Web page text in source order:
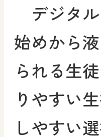
デジタ
始めから
られる生
りやすい
しやすい